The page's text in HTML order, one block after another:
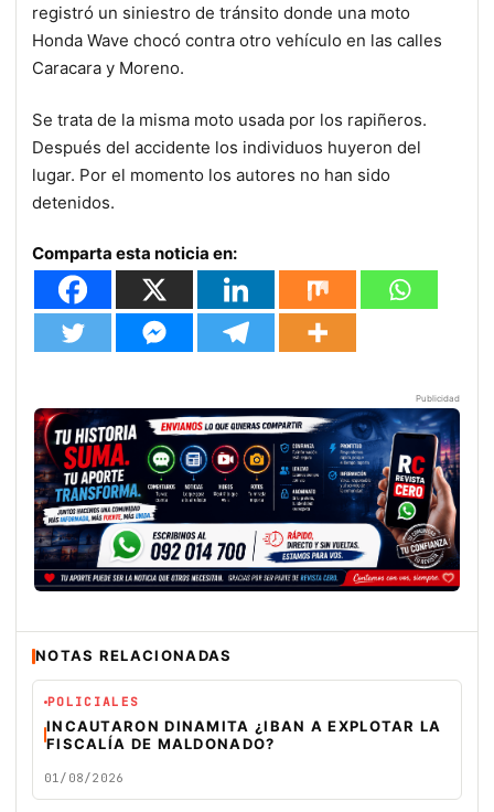
registró un siniestro de tránsito donde una moto
Honda Wave chocó contra otro vehículo en las calles
Caracara y Moreno.
Se trata de la misma moto usada por los rapiñeros.
Después del accidente los individuos huyeron del
lugar. Por el momento los autores no han sido
detenidos.
Comparta esta noticia en:
Publicidad
NOTAS RELACIONADAS
POLICIALES
INCAUTARON DINAMITA ¿IBAN A EXPLOTAR LA
FISCALÍA DE MALDONADO?
01/08/2026